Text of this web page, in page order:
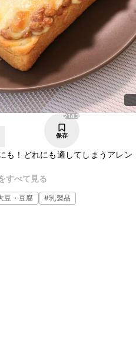
2143
保存
も！どれにも適してしまうアレン
い、食欲をそそります。いつもと
うか。手順も簡単ですので、是非
すべて見る
豆・豆腐 #乳製品